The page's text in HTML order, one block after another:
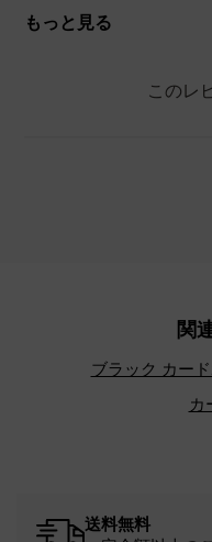
もっと見る
このレ
関
ブラック カー
カ
送料無料